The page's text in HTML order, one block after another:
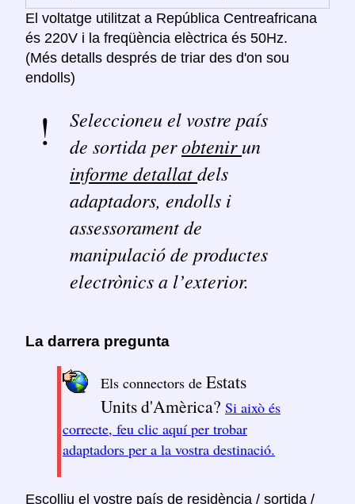
El voltatge utilitzat a República Centreafricana
és 220V i la freqüència elèctrica és 50Hz.
(Més detalls després de triar des d'on sou
endolls)
Seleccioneu el vostre país
de sortida perobtenirun
informe detallatdels
adaptadors, endolls i
assessorament de
manipulació de productes
electrònics a l’exterior.
La darrera pregunta
Els connectors de Estats
Units d'Amèrica? Si això és
correcte, feu clic aquí per trobar
adaptadors per a la vostra destinació.
Escolliu el vostre país de residència / sortida /